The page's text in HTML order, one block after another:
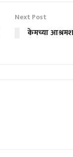
Next Post
केमच्या